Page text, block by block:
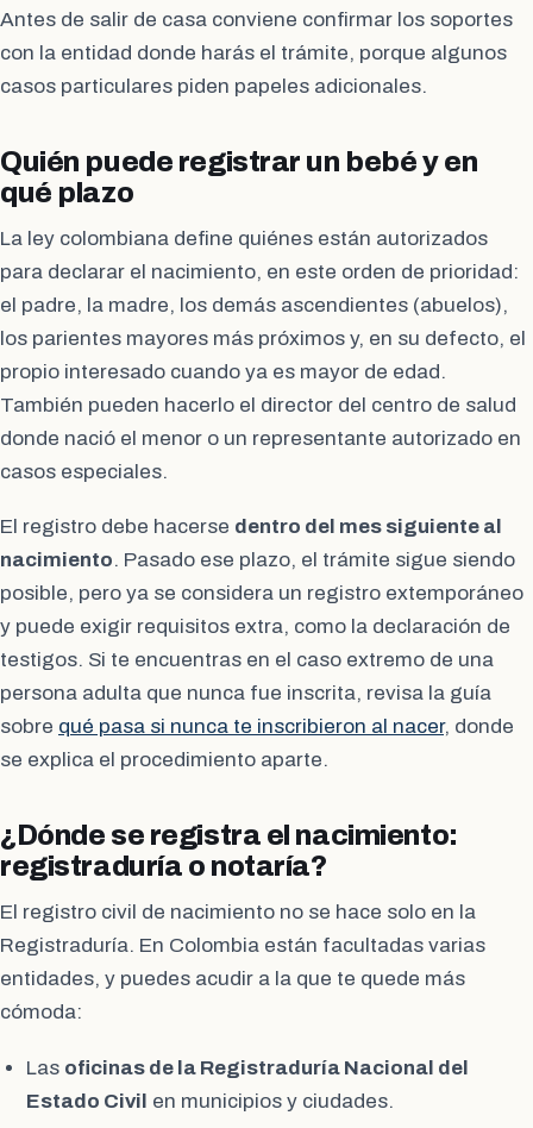
Antes de salir de casa conviene confirmar los soportes
con la entidad donde harás el trámite, porque algunos
casos particulares piden papeles adicionales.
Quién puede registrar un bebé y en
qué plazo
La ley colombiana define quiénes están autorizados
para declarar el nacimiento, en este orden de prioridad:
el padre, la madre, los demás ascendientes (abuelos),
los parientes mayores más próximos y, en su defecto, el
propio interesado cuando ya es mayor de edad.
También pueden hacerlo el director del centro de salud
donde nació el menor o un representante autorizado en
casos especiales.
El registro debe hacerse dentro del mes siguiente al
nacimiento. Pasado ese plazo, el trámite sigue siendo
posible, pero ya se considera un registro extemporáneo
y puede exigir requisitos extra, como la declaración de
testigos. Si te encuentras en el caso extremo de una
persona adulta que nunca fue inscrita, revisa la guía
sobre qué pasa si nunca te inscribieron al nacer, donde
se explica el procedimiento aparte.
¿Dónde se registra el nacimiento:
registraduría o notaría?
El registro civil de nacimiento no se hace solo en la
Registraduría. En Colombia están facultadas varias
entidades, y puedes acudir a la que te quede más
cómoda:
Las oficinas de la Registraduría Nacional del
Estado Civil en municipios y ciudades.